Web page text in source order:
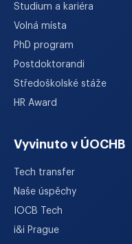
Studium a kariéra
Volná místa
PhD program
Postdoktorandi
Středoškolské stáže
HR Award
Vyvinuto v ÚOCHB
Tech transfer
Naše úspěchy
IOCB Tech
i&i Prague